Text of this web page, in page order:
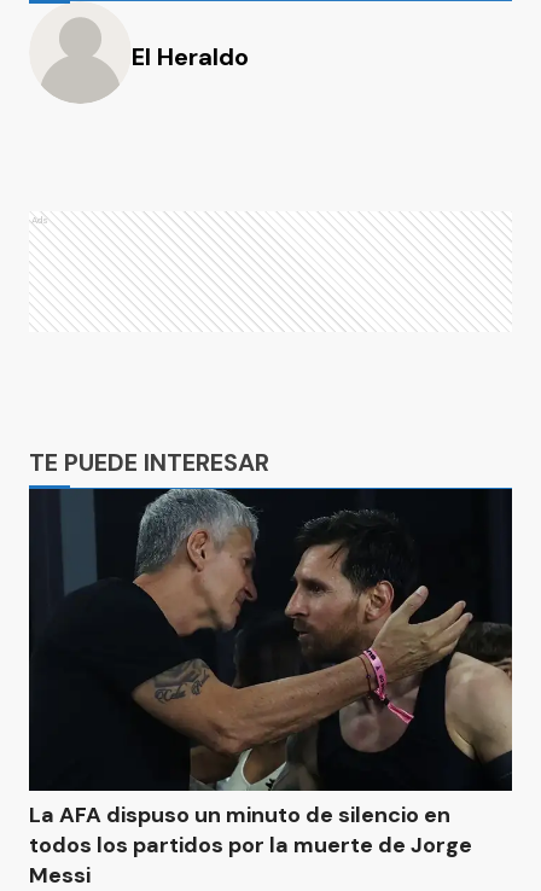
El Heraldo
Ads
TE PUEDE INTERESAR
La AFA dispuso un minuto de silencio en
todos los partidos por la muerte de Jorge
Messi